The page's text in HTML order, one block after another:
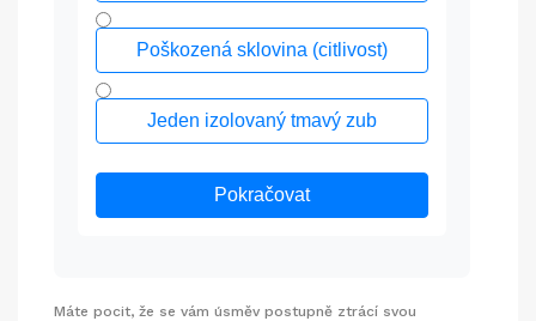
Poškozená sklovina (citlivost)
Jeden izolovaný tmavý zub
Pokračovat
Máte pocit, že se vám úsměv postupně ztrácí svou